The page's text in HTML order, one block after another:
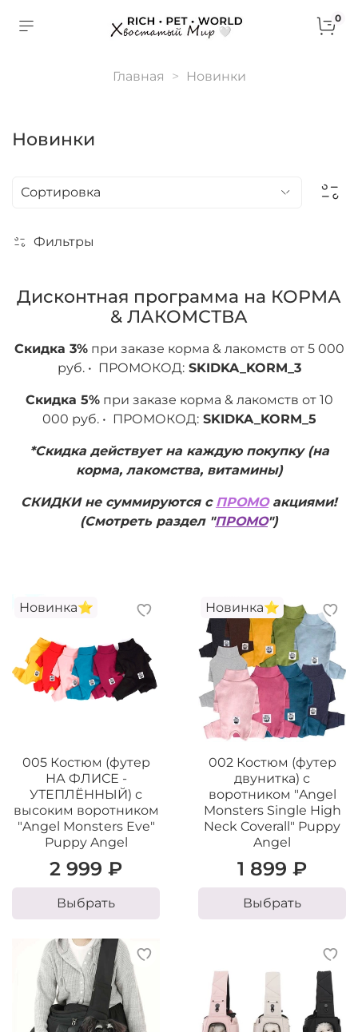
0
Главная Новинки
Новинки
Фильтры
Дисконтная программа на КОРМА
& ЛАКОМСТВА
Скидка 3%при заказе корма & лакомств от 5 000
руб. • ПРОМОКОД:SKIDKA_KORM_3
Скидка 5%при заказе корма & лакомств от 10
000 руб. • ПРОМОКОД:SKIDKA_KORM_5
*Скидка действует на каждую покупку (на
корма, лакомства, витамины)
СКИДКИ не суммируются с ПРОМОакциями!
(Смотреть раздел "ПРОМО")
Новинка⭐️
005 Костюм (футер
НА ФЛИСЕ -
УТЕПЛЁННЫЙ) с
высоким воротником
"Angel Monsters Eve"
Puppy Angel
2 999 ₽
Выбрать
Новинка⭐️
002 Костюм (футер
двунитка) с
воротником "Angel
Monsters Single High
Neck Coverall" Puppy
Angel
1 899 ₽
Выбрать